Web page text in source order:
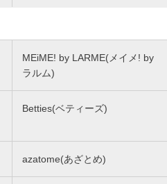
MEiME! by LARME(メイメ! by
ラルム)
Betties(ベティーズ)
azatome(あざとめ)